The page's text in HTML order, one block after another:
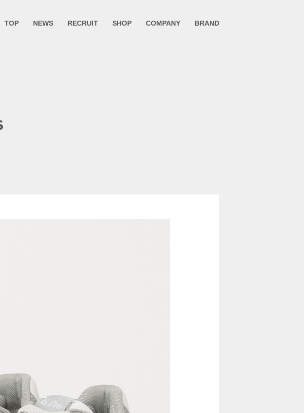
TOP NEWS RECRUIT SHOP COMPANY BRAND